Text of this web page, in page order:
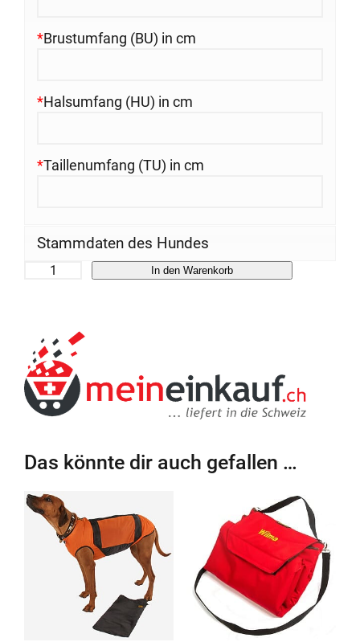
*Brustumfang (BU) in cm
*Halsumfang (HU) in cm
*Taillenumfang (TU) in cm
Stammdaten des Hundes
n
s
c
u
t
z
w
In den Warenkorb
Das könnte dir auch gefallen …